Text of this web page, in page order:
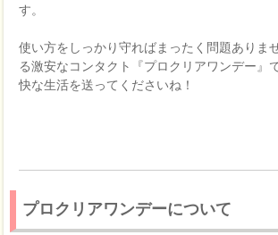
す。
使い方をしっかり守ればまったく問題ありま
る激安なコンタクト『プロクリアワンデー』
快な生活を送ってくださいね！
プロクリアワンデーについて